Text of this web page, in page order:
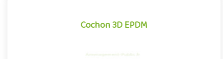
Cochon 3D EPDM